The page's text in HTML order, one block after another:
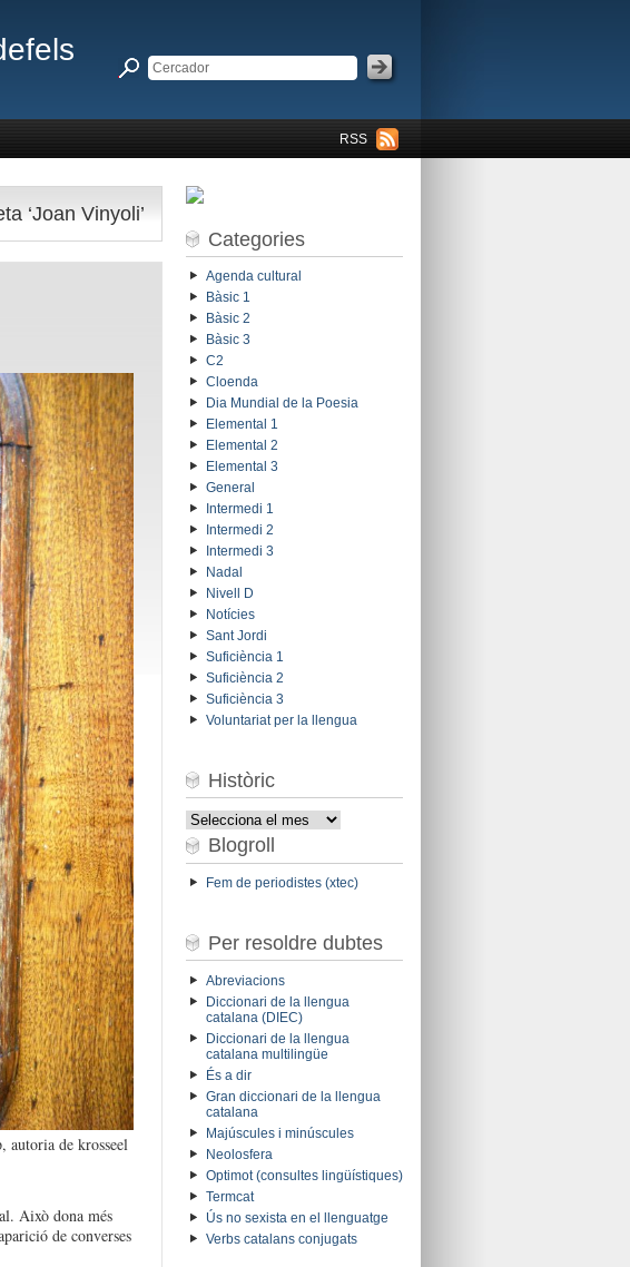
RSS
‘Joan Vinyoli’
autoria de krosseel
Això dona més
de converses
Categories
Agenda cultural
Bàsic 1
Bàsic 2
Bàsic 3
C2
Cloenda
Dia Mundial de la Poesia
Elemental 1
Elemental 2
Elemental 3
General
Intermedi 1
Intermedi 2
Intermedi 3
Nadal
Nivell D
Notícies
Sant Jordi
Suficiència 1
Suficiència 2
Suficiència 3
Voluntariat per la llengua
Històric
Històric
Blogroll
Fem de periodistes (xtec)
Per resoldre dubtes
Abreviacions
Diccionari de la llengua
catalana (DIEC)
Diccionari de la llengua
catalana multilingüe
És a dir
Gran diccionari de la llengua
catalana
Majúscules i minúscules
Neolosfera
Optimot (consultes lingüístiques)
Termcat
Ús no sexista en el llenguatge
Verbs catalans conjugats